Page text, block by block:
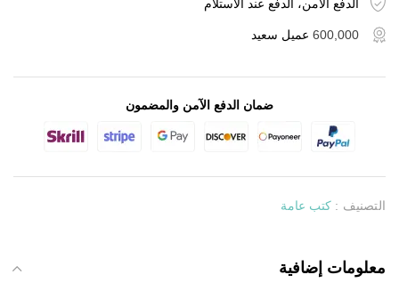
الدفع الآمن، الدفع عند الاستلام
600,000 عميل سعيد
ضمان الدفع الآمن والمضمون
التصنيف : كتب عامة
معلومات إضافية